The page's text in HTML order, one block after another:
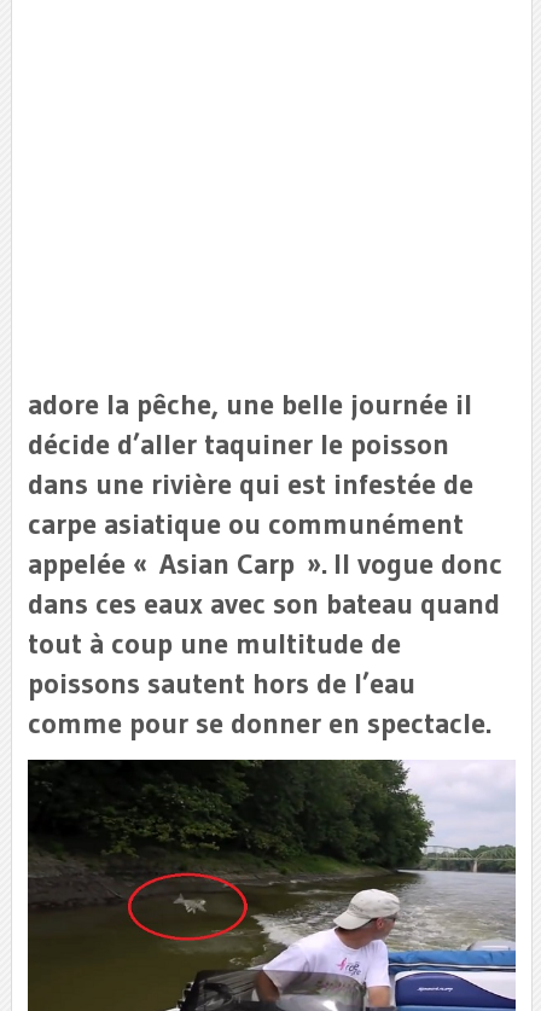
adore la pêche, une belle journée il
décide d’aller taquiner le poisson
dans une rivière qui est infestée de
carpe asiatique ou communément
appelée « Asian Carp ». Il vogue donc
dans ces eaux avec son bateau quand
tout à coup une multitude de
poissons sautent hors de l’eau
comme pour se donner en spectacle.